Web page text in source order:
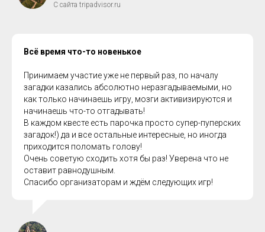
С сайта tripadvisor.ru
Всё время что-то новенькое
Принимаем участие уже не первый раз, по началу
загадки казались абсолютно неразгадываемыми, но
как только начинаешь игру, мозги активизируются и
начинаешь что-то отгадывать!
В каждом квесте есть парочка просто супер-пуперских
загадок!) да и все остальные интересные, но иногда
приходится поломать голову!
Очень советую сходить хотя бы раз! Уверена что не
оставит равнодушным.
Спасибо организаторам и ждём следующих игр!